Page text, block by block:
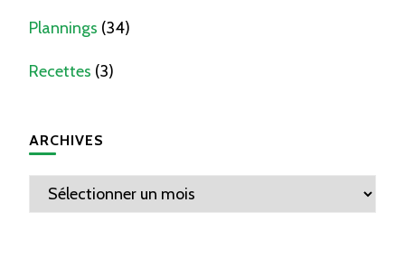
Plannings (34)
Recettes (3)
ARCHIVES
Archives